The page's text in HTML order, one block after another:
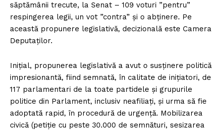
săptămânii trecute, la Senat – 109 voturi ”pentru”
respingerea legii, un vot ”contra” și o abținere. Pe
această propunere legislativă, decizională este Camera
Deputaților.
Inițial, propunerea legislativă a avut o susținere politică
impresionantă, fiind semnată, în calitate de inițiatori, de
117 parlamentari de la toate partidele și grupurile
politice din Parlament, inclusiv neafiliați, și urma să fie
adoptată rapid, în procedură de urgență. Mobilizarea
civică (petiție cu peste 30.000 de semnături, sesizarea